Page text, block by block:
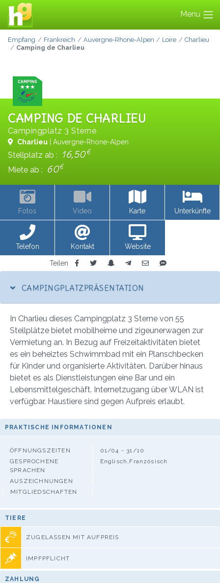
Menu
Empfang Frankreich Auvergne-Rhone-Alpen Loire
Charlieu
Camping de Charlieu
CAMPING DE CHARLIEU
Campingplatz 3 Sterne
Charlieu | Auvergne-Rhone-Alpen
Stellplatz ab : 16,50€
Miete ab : 60€
Fotos Video Karte Unterkünfte
Telefon Kontakt
Website
anzeigen
Teilen
CAMPINGPLATZPRÄSENTATION
In Charlieu dieses Campingplatz 3 Sterne von 55
Stellplätze bietet mobilheime und zigeunerwagen zur
Vermietung an. In Bezug auf Freizeitaktivitäten bietet
es ein beheiztes Schwimmbad mit ein Planschbecken
für Kinder und organisierte Aktivitäten. Darüber hinaus
bietet es als Dienstleistungen eine Bar und ein
Lebensmittelgeschäft. Internetzugang über WLAN ist
verfügbar. Haustiere sind gegen Aufpreis erlaubt.
PRAKTISCHE INFORMATIONEN
ÖFFNUNGSZEITEN
01/04 - 31/10
GESPROCHENE
SPRACHEN
Englisch,Französisch
AUSZEICHNUNGEN
MITGLIEDSCHAFTEN
TIERE
ZUGELASSEN MIT AUFPREIS
IMPFPFLICHT
ZAHLUNG